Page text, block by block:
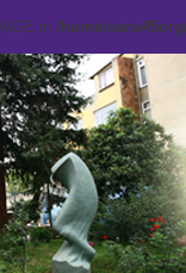
in /home/